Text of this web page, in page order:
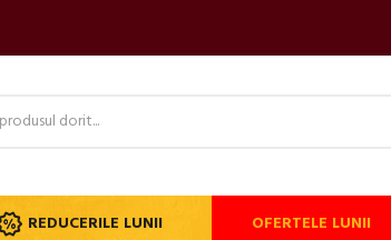
REDUCERILE LUNII OFERTELE LUNII